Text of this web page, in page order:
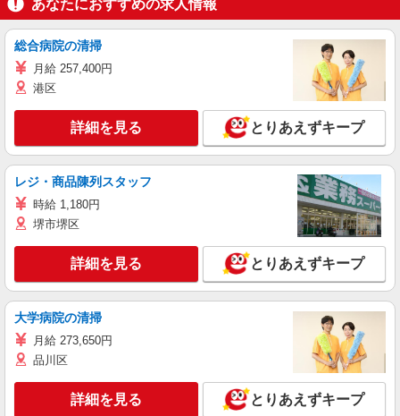
あなたにおすすめの求人情報
総合病院の清掃
月給 257,400円
港区
詳細を見る とりあえずキープ
レジ・商品陳列スタッフ
時給 1,180円
堺市堺区
詳細を見る とりあえずキープ
大学病院の清掃
月給 273,650円
品川区
詳細を見る とりあえずキープ